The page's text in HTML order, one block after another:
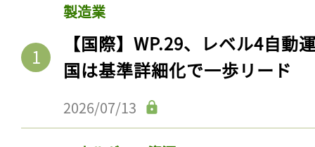
製造業
【国際】WP.29、レベル4自動
国は基準詳細化で一歩リード
2026/07/13